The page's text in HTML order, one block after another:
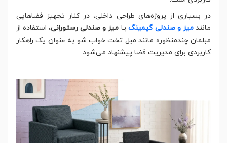
در بسیاری از پروژه‌های طراحی داخلی، در کنار تجهیز فضاهایی
مانندمیز و صندلی گیمینگ یا میز و صندلی رستورانی، استفاده از
مبلمان چندمنظوره مانند مبل تخت خواب شو به عنوان یک راهکار
کاربردی برای مدیریت فضا پیشنهاد می‌شود.